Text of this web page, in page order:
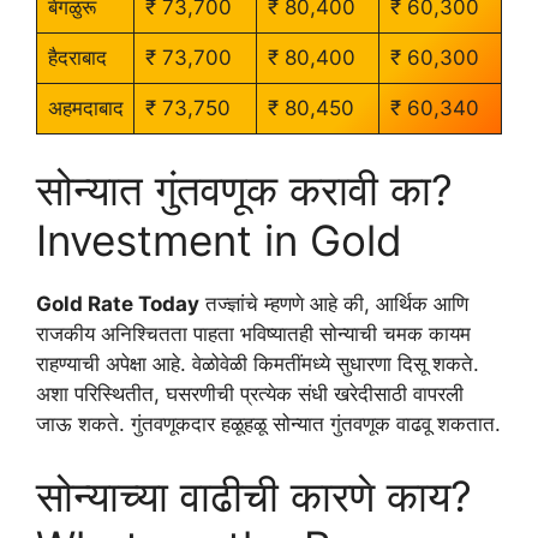
बेंगळुरू ₹ 73,700 ₹ 80,400 ₹ 60,300
हैदराबाद ₹ 73,700 ₹ 80,400 ₹ 60,300
अहमदाबाद ₹ 73,750 ₹ 80,450 ₹ 60,340
सोन्यात गुंतवणूक करावी का?
Investment in Gold
Gold Rate Today तज्ज्ञांचे म्हणणे आहे की, आर्थिक आणि
राजकीय अनिश्चितता पाहता भविष्यातही सोन्याची चमक कायम
राहण्याची अपेक्षा आहे. वेळोवेळी किमतींमध्ये सुधारणा दिसू शकते.
अशा परिस्थितीत, घसरणीची प्रत्येक संधी खरेदीसाठी वापरली
जाऊ शकते. गुंतवणूकदार हळूहळू सोन्यात गुंतवणूक वाढवू शकतात.
सोन्याच्या वाढीची कारणे काय?